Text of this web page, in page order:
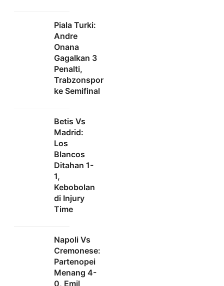
Piala Turki:
Andre
Onana
Gagalkan 3
Penalti,
Trabzonspor
ke Semifinal
Betis Vs
Madrid:
Los
Blancos
Ditahan 1-
1,
Kebobolan
di Injury
Time
Napoli Vs
Cremonese:
Partenopei
Menang 4-
0, Emil